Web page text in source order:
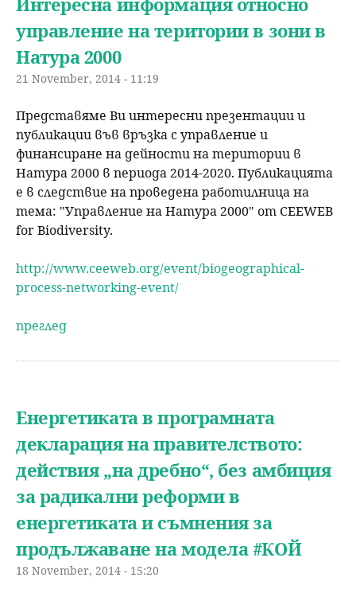
управление на територии в зони в
Натура 2000
21 November, 2014 - 11:19
Представяме Ви интересни презентации и
публикации във връзка с управление и
финансиране на дейности на територии в
Натура 2000 в периода 2014-2020. Публикацията
е в следствие на проведена работилница на
тема: "Управление на Натура 2000" от CEEWEB
for Biodiversity.
http://www.ceeweb.org/event/biogeographical-
process-networking-event/
преглед
Енергетиката в програмната
декларация на правителството:
действия „на дребно“, без амбиция
за радикални реформи в
енергетиката и съмнения за
продължaване на модела #КОЙ
18 November, 2014 - 15:20